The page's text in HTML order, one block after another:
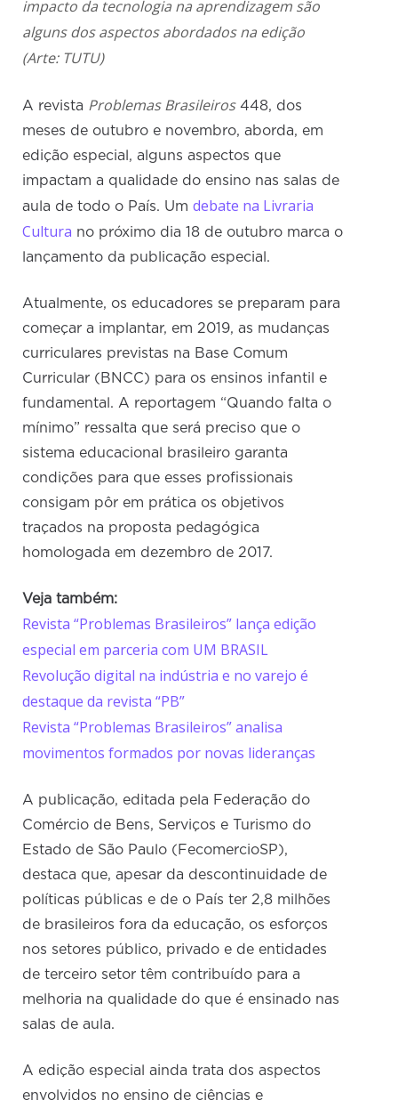
impacto da tecnologia na aprendizagem são
alguns dos aspectos abordados na edição
(Arte: TUTU)
A revista Problemas Brasileiros448, dos
meses de outubro e novembro, aborda, em
edição especial, alguns aspectos que
impactam a qualidade do ensino nas salas de
aula de todo o País. Umdebate na Livraria
Cultura no próximo dia 18 de outubro marca o
lançamento da publicação especial.
Atualmente, os educadores se preparam para
começar a implantar, em 2019, as mudanças
curriculares previstas na Base Comum
Curricular (BNCC) para os ensinos infantil e
fundamental. A reportagem “Quando falta o
mínimo” ressalta que será preciso que o
sistema educacional brasileiro garanta
condições para que esses profissionais
consigam pôr em prática os objetivos
traçados na proposta pedagógica
homologada em dezembro de 2017.
Veja também:
Revista “Problemas Brasileiros” lança edição
especial em parceria com UM BRASIL
Revolução digital na indústria e no varejo é
destaque da revista “PB”
Revista “Problemas Brasileiros” analisa
movimentos formados por novas lideranças
A publicação, editada pela Federação do
Comércio de Bens, Serviços e Turismo do
Estado de São Paulo (FecomercioSP),
destaca que, apesar da descontinuidade de
políticas públicas e de o País ter 2,8 milhões
de brasileiros fora da educação, os esforços
nos setores público, privado e de entidades
de terceiro setor têm contribuído para a
melhoria na qualidade do que é ensinado nas
salas de aula.
A edição especial ainda trata dos aspectos
envolvidos no ensino de ciências e